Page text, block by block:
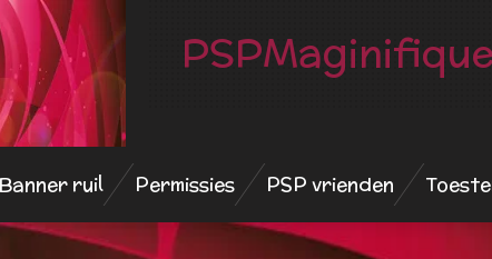
Banner ruil Permissies PSP vrienden